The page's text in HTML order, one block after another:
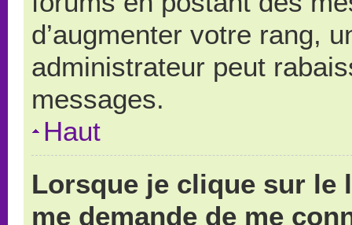
d’augmenter votre rang,
administrateur peut
messages.
Haut
Lorsque je clique sur le
me demande de me